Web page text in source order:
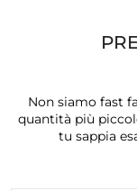
Non siamo fast
quantità più
tu sappia